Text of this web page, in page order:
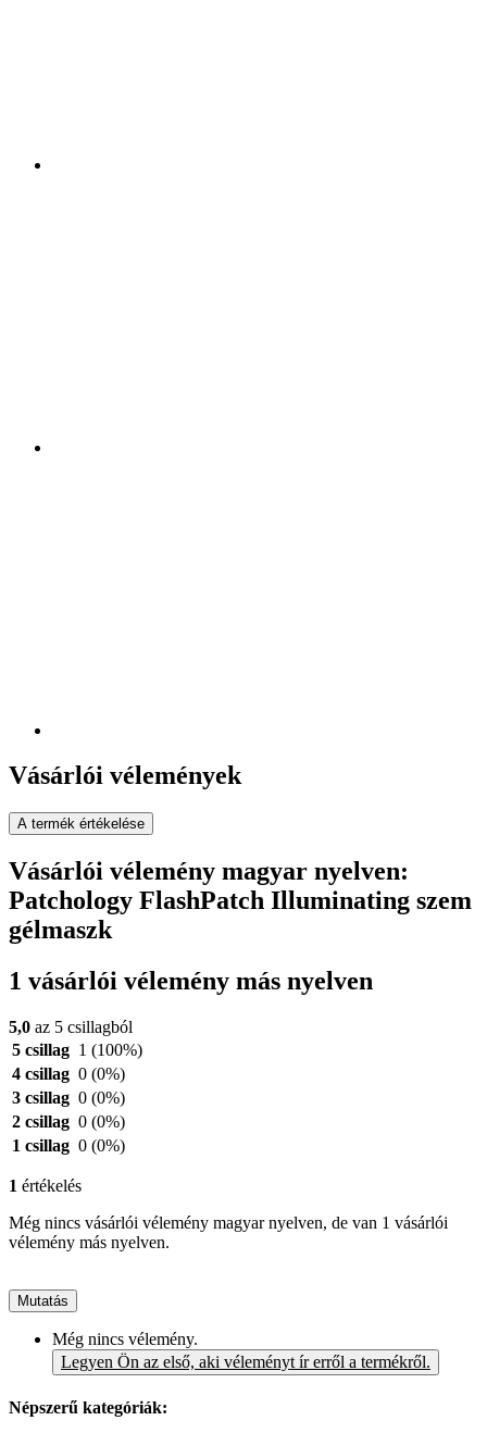
Vásárlói vélemények
A termék értékelése
Vásárlói vélemény magyar nyelven:
Patchology FlashPatch Illuminating szem
gélmaszk
1 vásárlói vélemény más nyelven
5,0 az 5 csillagból
5 csillag 1 (100%)
4 csillag 0 (0%)
3 csillag 0 (0%)
2 csillag 0 (0%)
1 csillag 0 (0%)
1 értékelés
Még nincs vásárlói vélemény magyar nyelven, de van 1 vásárlói
vélemény más nyelven.
Mutatás
Még nincs vélemény.
Legyen Ön az első, aki véleményt ír erről a termékről.
Népszerű kategóriák: